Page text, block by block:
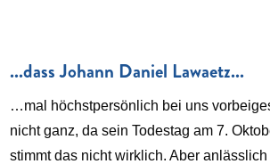
...dass Johann Daniel Lawaetz...
…mal höchstpersönlich bei uns
nicht ganz, da sein Todestag am 7.
stimmt das nicht wirklich. Aber